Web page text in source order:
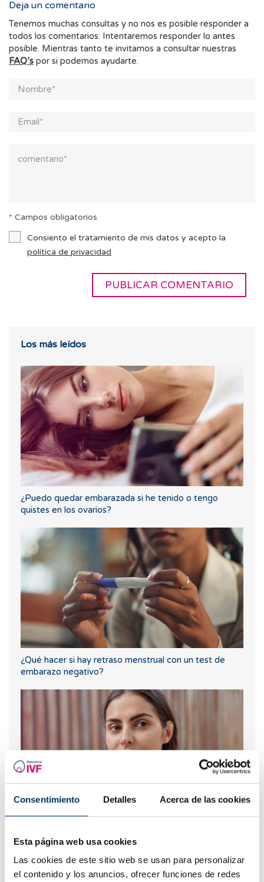
Consentimiento Detalles Acerca de las cookies
Esta página web usa cookies
Las cookies de este sitio web se usan para personalizar
el contenido y los anuncios, ofrecer funciones de redes
Deja un comentario
Tenemos muchas consultas y no nos es posible responder a
todos los comentarios. Intentaremos responder lo antes
posible. Mientras tanto te invitamos a consultar nuestras
FAQ’s por si podemos ayudarte.
* Campos obligatorios
Consiento el tratamiento de mis datos y acepto la
política de privacidad
Los más leídos
¿Puedo quedar embarazada si he tenido o tengo
quistes en los ovarios?
¿Qué hacer si hay retraso menstrual con un test de
embarazo negativo?